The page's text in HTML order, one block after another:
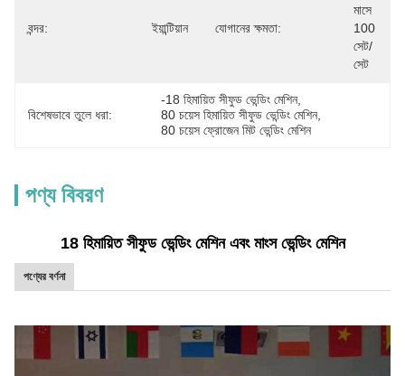
বন্দর: ইয়ান্টিয়ান যোগানের ক্ষমতা:
মাসে
100
সেট/
সেট
বিশেষভাবে তুলে ধরা:
-18 হিমায়িত সীফুড ভেন্ডিং মেশিন,
80 চয়েস হিমায়িত সীফুড ভেন্ডিং মেশিন,
80 চয়েস ফ্রোজেন মিট ভেন্ডিং মেশিন
পণ্য বিবরণ
18 হিমায়িত সীফুড ভেন্ডিং মেশিন এবং মাংস ভেন্ডিং মেশিন
পণ্যের বর্ণনা